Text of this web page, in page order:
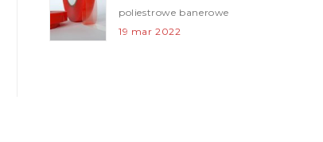
poliestrowe banerowe
19 mar 2022